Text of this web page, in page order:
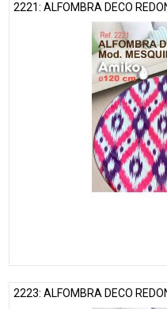
2221: ALFOMBRA DECO
2223: ALFOMBRA DECO